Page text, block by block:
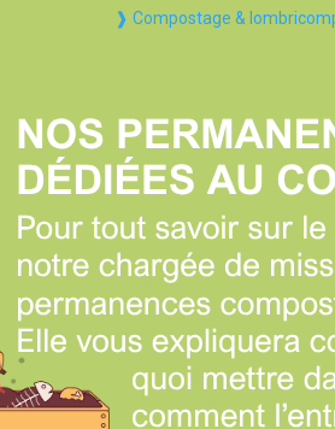
❱ Compostage &